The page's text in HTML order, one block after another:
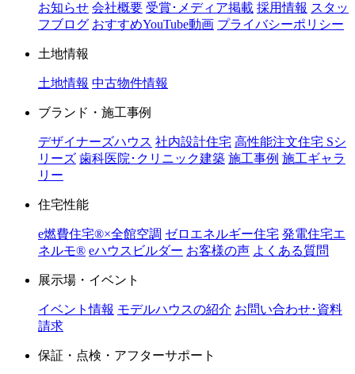
お知らせ 会社概要 受賞･メディア掲載 採用情報 スタッ
フブログ おすすめYouTube動画 プライバシーポリシー
土地情報
土地情報 中古物件情報
ブランド・施工事例
デザイナーズハウス 社内設計住宅 高性能注文住宅 Sシ
リーズ 歯科医院･クリニック建築 施工事例 施工ギャラ
リー
住宅性能
e燃費住宅®︎×全館空調 ゼロエネルギー住宅 発電住宅エ
ネルモ®︎ eハウスビルダー お客様の声 よくある質問
展示場・イベント
イベント情報 モデルハウスの紹介 お問い合わせ･資料
請求
保証・点検・アフターサポート